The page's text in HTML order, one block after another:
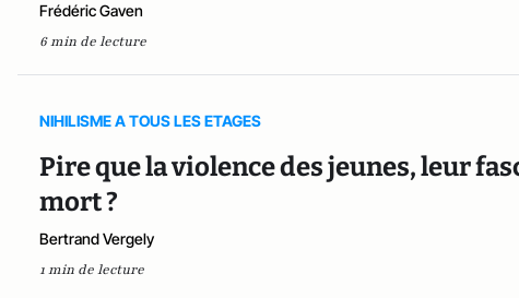
Frédéric Gaven
6 min de lecture
NIHILISME A TOUS LES ETAGES
Pire que la violence des jeunes, leur
mort ?
Bertrand Vergely
1 min de lecture